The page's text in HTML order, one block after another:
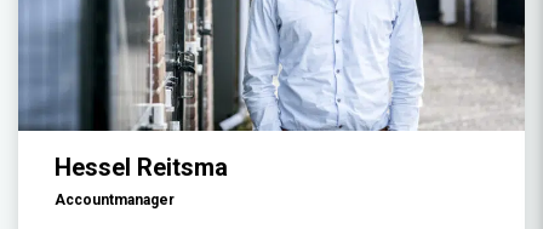
Hessel Reitsma
Accountmanager